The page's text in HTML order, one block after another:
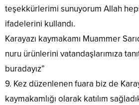
teşekkürlerimi sunuyorum Allah
ifadelerini kullandı.
Karayazı kaymakamı Muammer
nuru ürünlerini vatandaşlarımıza
buradayız”
9. Kez düzenlenen fuara biz de
kaymakamlığı olarak katılım